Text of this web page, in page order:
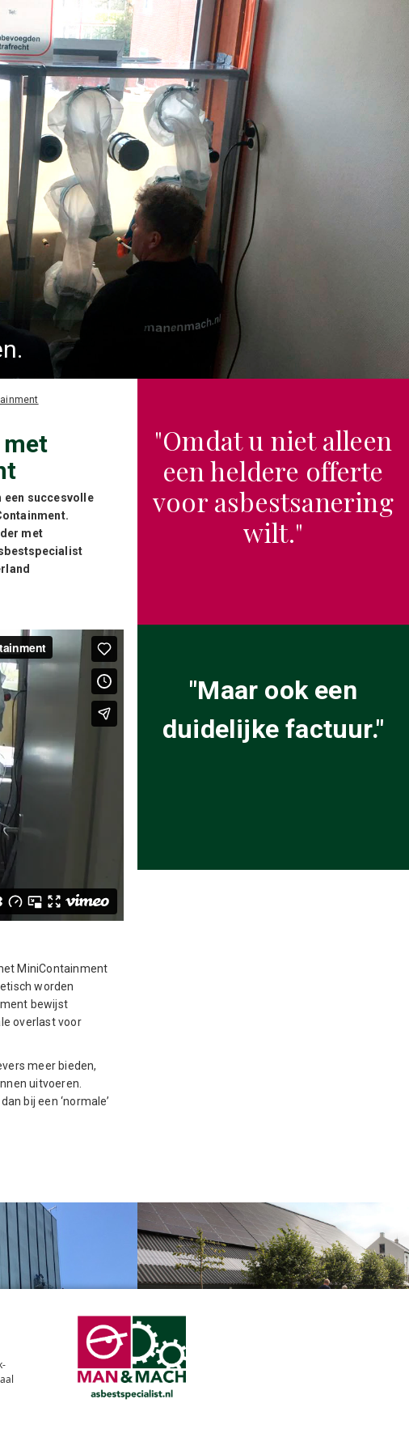
een succesvolle
met
MiniContainment
worden
bewijst
overlast voor
meer bieden,
uitvoeren.
bij een ‘normale’
"Omdat u niet alleen
een heldere offerte
voor asbestsanering
wilt."
"Maar ook een
duidelijke factuur."
Dodewaard
Man&Mach en BCA Asbestverwijdering